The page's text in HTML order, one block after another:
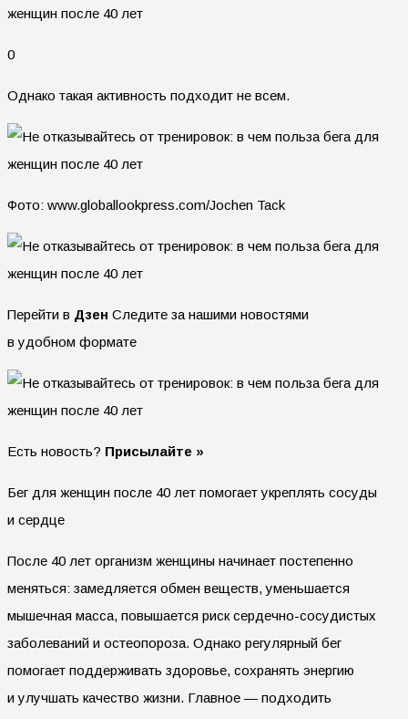
0
Однако такая активность подходит не всем.
Фото: www.globallookpress.com/Jochen Tack
Перейти в Дзен Следите за нашими новостями
в удобном формате
Есть новость? Присылайте »
Бег для женщин после 40 лет помогает укреплять сосуды
и сердце
После 40 лет организм женщины начинает постепенно
меняться: замедляется обмен веществ, уменьшается
мышечная масса, повышается риск сердечно-сосудистых
заболеваний и остеопороза. Однако регулярный бег
помогает поддерживать здоровье, сохранять энергию
и улучшать качество жизни. Главное — подходить